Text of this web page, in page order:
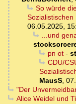
So würde
06.05.2025,
...und
pn ot-
CDU/
MausS,
"Der
Alice Weidel und